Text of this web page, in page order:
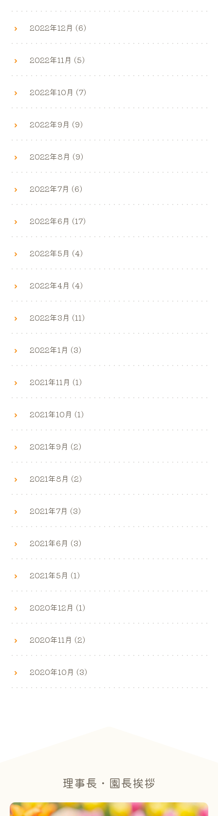
2022年12月 (6)
2022年11月 (5)
2022年10月 (7)
2022年9月 (9)
2022年8月 (9)
2022年7月 (6)
2022年6月 (17)
2022年5月 (4)
2022年4月 (4)
2022年3月 (11)
2022年1月 (3)
2021年11月 (1)
2021年10月 (1)
2021年9月 (2)
2021年8月 (2)
2021年7月 (3)
2021年6月 (3)
2021年5月 (1)
2020年12月 (1)
2020年11月 (2)
2020年10月 (3)
理事長・園長挨拶